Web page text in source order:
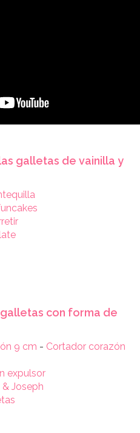
galletas de vainilla y
con forma de
9 cm - Cortador corazón
expulsor
Joseph